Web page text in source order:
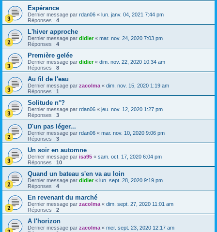
Espérance
Dernier message par rdan06 « lun. janv. 04, 2021 7:44 pm
Réponses : 4
L'hiver approche
Dernier message par didier« mar. nov. 24, 2020 7:03 pm
Réponses : 4
Première gelée
Dernier message par didier« dim. nov. 22, 2020 10:34 am
Réponses : 8
Au fil de l'eau
Dernier message par zacolma « dim. nov. 15, 2020 1:19 am
Réponses : 1
Solitude n°?
Dernier message par rdan06 « jeu. nov. 12, 2020 1:27 pm
Réponses : 3
D'un pas léger...
Dernier message par rdan06 « mar. nov. 10, 2020 9:06 pm
Réponses : 3
Un soir en automne
Dernier message par isa95 « sam. oct. 17, 2020 6:04 pm
Réponses : 10
Quand un bateau s'en va au loin
Dernier message par didier« lun. sept. 28, 2020 9:19 pm
Réponses : 4
En revenant du marché
Dernier message par zacolma « dim. sept. 27, 2020 11:01 am
Réponses : 2
A l'horizon
Dernier message par zacolma « mer. sept. 23, 2020 12:17 am